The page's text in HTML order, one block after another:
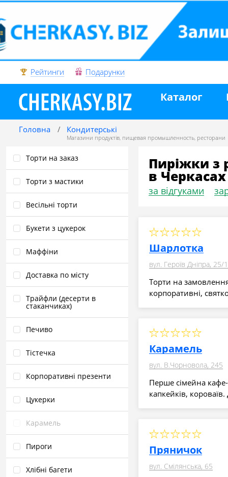
Рейтинги Подарунки
Каталог
Головна Кондитерські
Магазини продуктів, пищевая промышленность, ресторани
Торти на заказ
Торти з мастики
Весільні торти
Букети з цукерок
Маффіни
Доставка по місту
Трайфли (десерти в
стаканчиках)
Печиво
Тістечка
Корпоративні презенти
Цукерки
Карамель
Пироги
Хлібні багети
Пиріжки з
в Черкасах
за відгуками
Шарлотка
вул. Героїв Дніпра, 25/1
Торти на замовлення
корпоративні,
Карамель
вул. В.Чорновола, 245
Перше сімейна
капкейків,
Пряничок
вул. Смілянська, 65